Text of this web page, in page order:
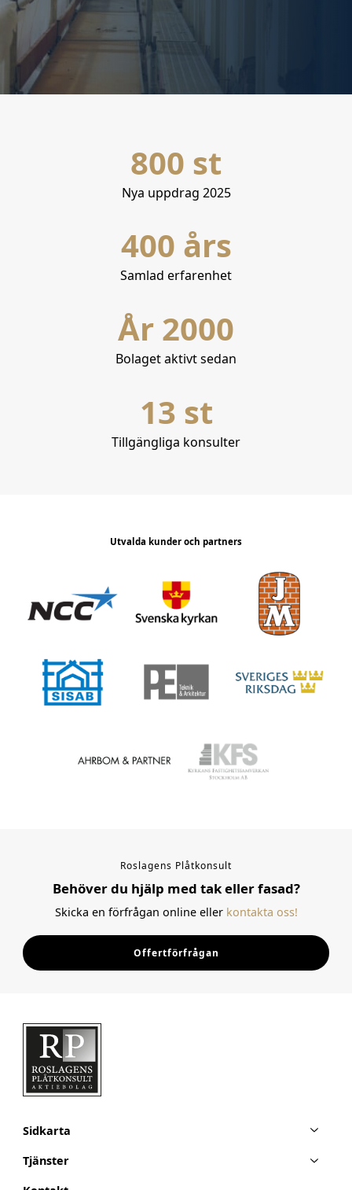
800 st
Nya uppdrag 2025
400 års
Samlad erfarenhet
År 2000
Bolaget aktivt sedan
13 st
Tillgängliga konsulter
Utvalda kunder och partners
Roslagens Plåtkonsult
Behöver du hjälp med tak eller fasad?
Skicka en förfrågan online eller kontakta oss!
Offertförfrågan
Sidkarta
Tjänster